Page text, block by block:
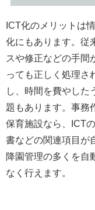
ICT化のメリットは
化にもあります。従
スや修正などの手間
っても正しく処理さ
し、時間を費やした
題もあります。事務
保育施設なら、ICT
書などの関連項目が
降園管理の多くを自
なく行えます。